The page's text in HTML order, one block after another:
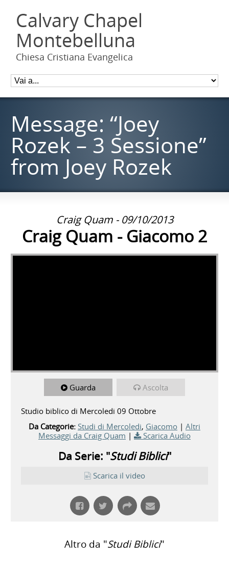
Calvary Chapel
Montebelluna
Chiesa Cristiana Evangelica
Message: “Joey
Rozek – 3 Sessione”
from Joey Rozek
Craig Quam - 09/10/2013
Craig Quam - Giacomo 2
Guarda Ascolta
Studio biblico di Mercoledi 09 Ottobre
Da Categorie: Studi di Mercoledi, Giacomo | Altri
Messaggi da Craig Quam | Scarica Audio
Da Serie: "Studi Biblici"
Scarica il video
Altro da "Studi Biblici"